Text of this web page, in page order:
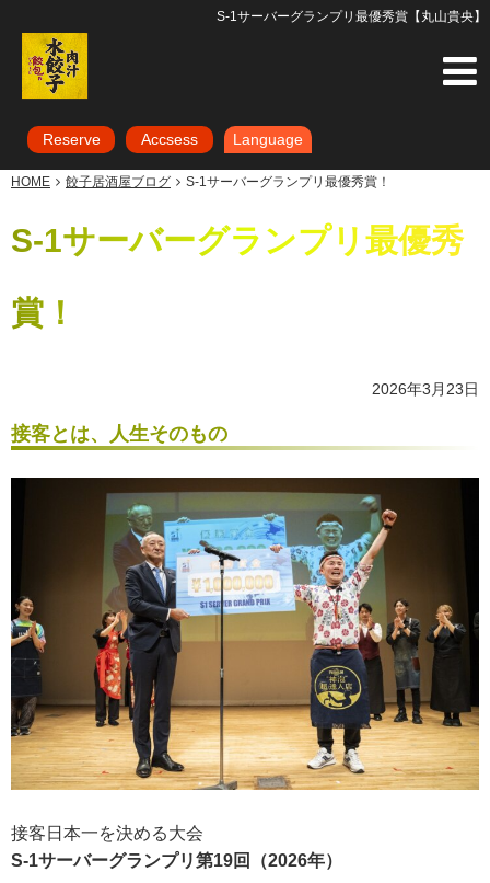
S-1サーバーグランプリ最優秀賞【丸山貴央】
Reserve Accsess Language
HOME 餃子居酒屋ブログ S-1サーバーグランプリ最優秀賞！
S-1サーバーグランプリ最優秀
賞！
2026年3月23日
接客とは、人生そのもの
接客日本一を決める大会
S-1サーバーグランプリ第19回（2026年）